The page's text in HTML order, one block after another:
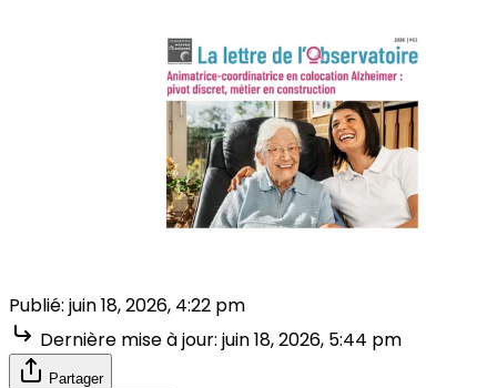
Publié: juin 18, 2026, 4:22 pm
Dernière mise à jour: juin 18, 2026, 5:44 pm
Partager